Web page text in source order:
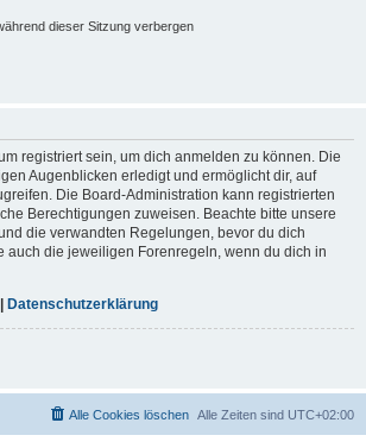
dieser Sitzung verbergen
registriert sein, um dich anmelden zu können. Die
Augenblicken erledigt und ermöglicht dir, auf
Die Board-Administration kann registrierten
Berechtigungen zuweisen. Beachte bitte unsere
die verwandten Regelungen, bevor du dich
auch die jeweiligen Forenregeln, wenn du dich in
| Datenschutzerklärung
Alle Zeiten sind UTC+02:00
Alle Cookies löschen